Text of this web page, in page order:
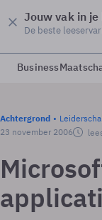
Jouw vak in
De beste
Business
Achtergrond
23 november 2006